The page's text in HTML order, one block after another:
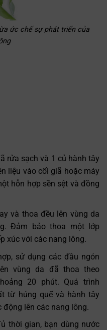
ức chế sự phát triển của
rửa sạch và 1 củ hành tây
liệu vào cối giã hoặc máy
hỗn hợp sền sệt và đồng
và thoa đều lên vùng da
Đảm bảo thoa một lớp
xúc với các nang lông.
sử dụng các đầu ngón
vùng da đã thoa theo
20 phút. Quá trình
từ húng quế và hành tây
lên các nang lông.
thời gian, bạn dùng nước